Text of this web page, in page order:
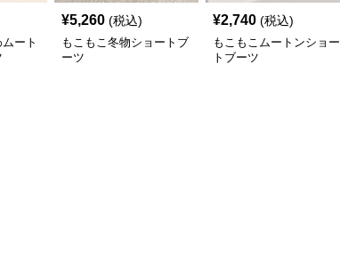
ート
¥5,260 (税込)
もこもこ冬物ショートブ
ーツ
¥2,740 (税込)
もこもこムートンショー
トブーツ